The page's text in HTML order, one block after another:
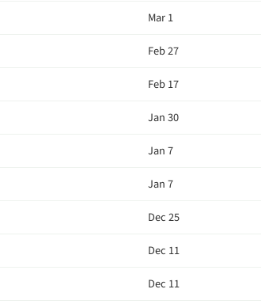
Mar 1
Feb 27
Feb 17
Jan 30
Jan 7
Jan 7
Dec 25
Dec 11
Dec 11